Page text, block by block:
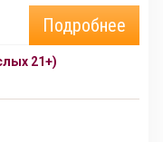
Подробнее
21+)